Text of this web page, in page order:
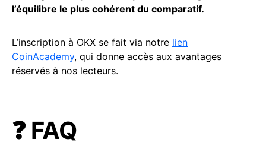
l’équilibre le plus cohérent du comparatif.
L’inscription à OKX se fait via notre lien
CoinAcademy, qui donne accès aux avantages
réservés à nos lecteurs.
❓ FAQ